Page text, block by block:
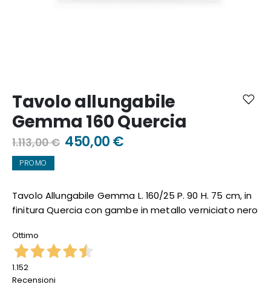
della
galleria
di
Tavolo allungabile
Gemma 160 Quercia
1.113,00 € 450,00 €
PROMO
Tavolo Allungabile Gemma L. 160/25 P. 90 H. 75 cm, in
finitura Quercia con gambe in metallo verniciato nero
Ottimo
1.152
Recensioni